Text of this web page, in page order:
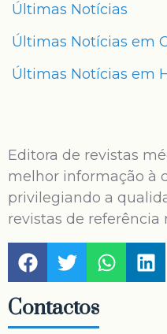
Últimas Notícias
Últimas Notícias em
Últimas Notícias em
Editora de revistas
melhor informação à
privilegiando a
revistas de referência
Contactos